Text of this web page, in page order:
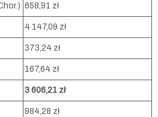
658,91 zł
4 147,09 zł
373,24 zł
167,64 zł
3 606,21 zł
984,28 zł